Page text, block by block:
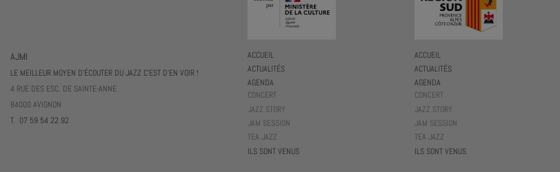
AJMI
LE MEILLEUR MOYEN D'ÉCOUTER DU JAZZ C'EST D'EN VOIR !
4 RUE DES ESC. DE SAINTE-ANNE
84000 AVIGNON
T. 07 59 54 22 92
ACCUEIL
ACTUALITÉS
AGENDA
CONCERT
JAZZ STORY
JAM SESSION
TEA JAZZ
ILS SONT VENUS
ACCUEIL
ACTUALITÉS
AGENDA
CONCERT
JAZZ STORY
JAM SESSION
TEA JAZZ
ILS SONT VENUS